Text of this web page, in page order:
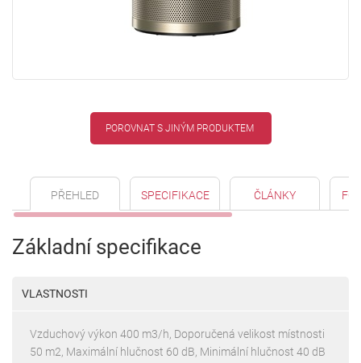
POROVNAT S JINÝM PRODUKTEM
PŘEHLED SPECIFIKACE ČLÁNKY
Základní specifikace
VLASTNOSTI
Vzduchový výkon 400 m3/h, Doporučená velikost místnosti
50 m2, Maximální hlučnost 60 dB, Minimální hlučnost 40 dB